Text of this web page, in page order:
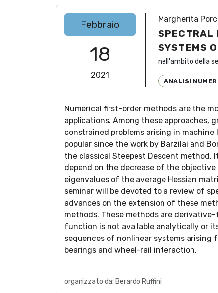
Febbraio
18
2021
Margherita
SPECTRAL
SYSTEMS
nell'ambito della
ANALISI
Numerical first-order methods are the
applications. Among these approaches,
constrained problems arising in
popular since the work by Barzilai and
the classical Steepest Descent
depend on the decrease of the
eigenvalues of the average Hessian
seminar will be devoted to a review of
advances on the extension of these
methods. These methods are
function is not available analytically or
sequences of nonlinear systems arising
bearings and wheel-rail interaction.
organizzato da: Berardo Ruffini